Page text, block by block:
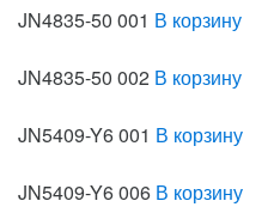
JN4835-50 001 В корзину
JN4835-50 002 В корзину
JN5409-Y6 001 В корзину
JN5409-Y6 006 В корзину